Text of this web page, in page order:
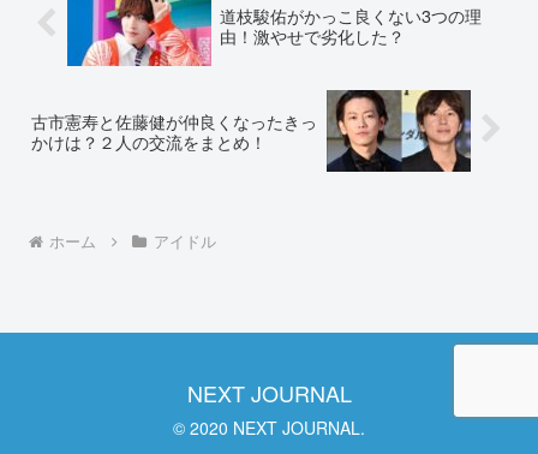
道枝駿佑がかっこ良くない3つの理
由！激やせで劣化した？
古市憲寿と佐藤健が仲良くなったきっ
かけは？２人の交流をまとめ！
ホーム アイドル
NEXT JOURNAL
© 2020 NEXT JOURNAL.